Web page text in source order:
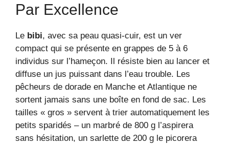
Par Excellence
Le bibi, avec sa peau quasi-cuir, est un ver
compact qui se présente en grappes de 5 à 6
individus sur l’hameçon. Il résiste bien au lancer et
diffuse un jus puissant dans l’eau trouble. Les
pêcheurs de dorade en Manche et Atlantique ne
sortent jamais sans une boîte en fond de sac. Les
tailles « gros » servent à trier automatiquement les
petits sparidés – un marbré de 800 g l’aspirera
sans hésitation, un sarlette de 200 g le picorera